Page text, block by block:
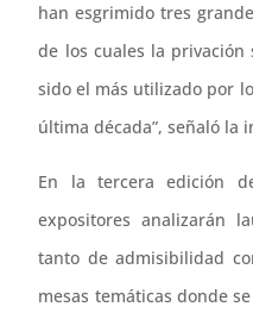
han esgrimido tres
de los cuales la
sido el más utilizado por
última década”, señaló la
En la tercera edición
expositores analizarán
tanto de admisibilidad
mesas temáticas donde